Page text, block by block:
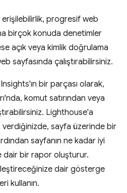
progresif web
birçok konuda denetimler
açık veya kimlik doğrulama
sayfasında çalıştırabilirsiniz.
bir parçası olarak,
komut satırından veya
Lighthouse'a
verdiğinizde, sayfa üzerinde bir
sayfanın ne kadar iyi
bir rapor oluşturur.
dair gösterge
kullanın.